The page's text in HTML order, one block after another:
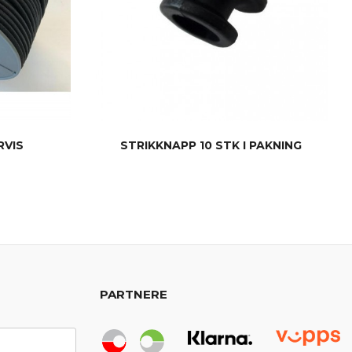
STRIKKNAPP 10 STK I PAKNING
PARTNERE